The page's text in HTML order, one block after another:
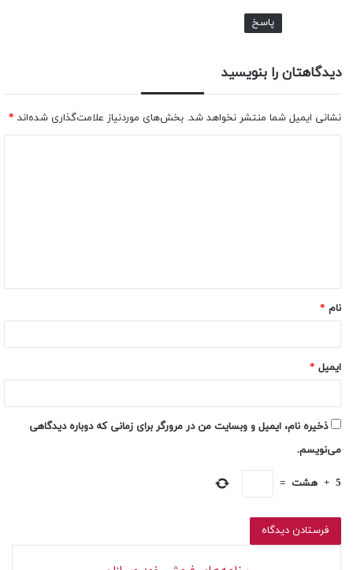
پاسخ
دیدگاهتان را بنویسید
نشانی ایمیل شما منتشر نخواهد شد. بخش‌های موردنیاز علامت‌گذاری شده‌اند *
نام *
ایمیل *
ذخیره نام، ایمیل و وبسایت من در مرورگر برای زمانی که دوباره دیدگاهی
می‌نویسم.
5
+ هشت =